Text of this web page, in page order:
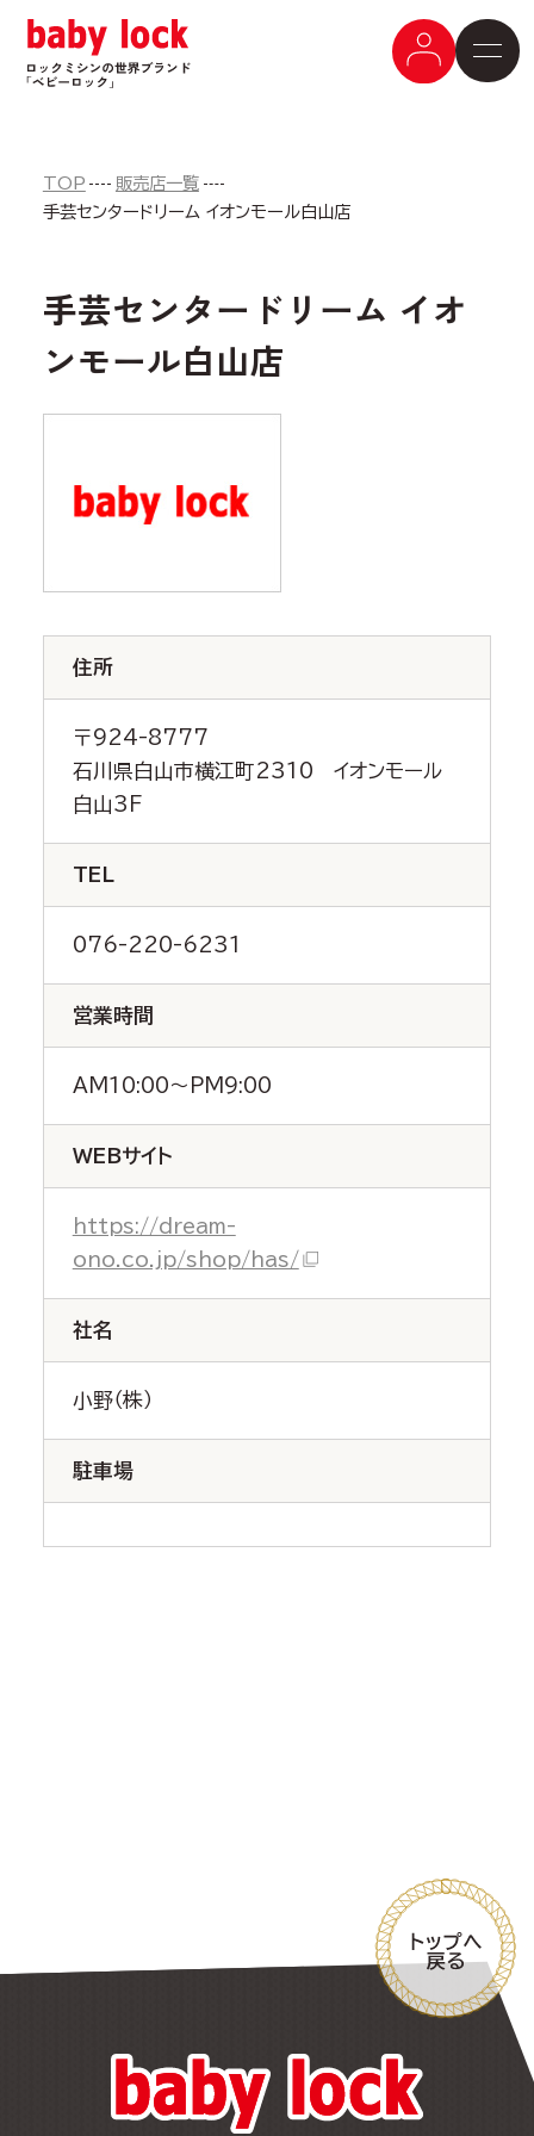
TOP
販売店一覧
手芸センタードリーム イオンモール白山店
手芸センタードリーム イオ
ンモール白山店
住所
〒924-8777
石川県白山市横江町2310 イオンモール
白山3F
TEL
076-220-6231
営業時間
AM10:00～PM9:00
WEBサイト
https://dream-
ono.co.jp/shop/has/
社名
小野（株）
駐車場